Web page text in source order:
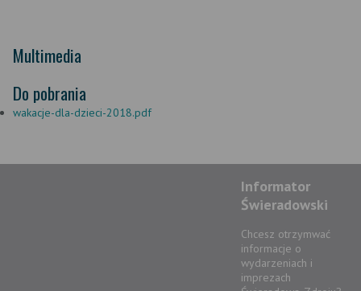
Multimedia
Do pobrania
wakacje-dla-dzieci-2018.pdf
Informator
Świeradowski
Chcesz otrzymwać
informacje o
wydarzeniach i
imprezach